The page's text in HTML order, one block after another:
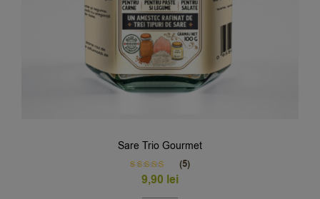
Sare Trio Gourmet
Rated5.00
out of 5
(5)
9,90 lei